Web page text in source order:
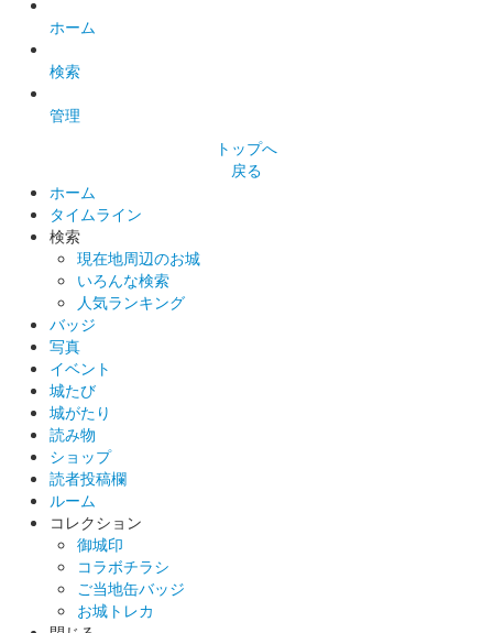
大草城 御城印
販売終了
大草城 特別御城印
販売終了
サムライニンジャフェス2022の寺本饅頭本譜ブースで販売され
た御城印。
大草城 御城印
舗 特別御城印
販売終了
50枚限定。
大草城 御城印
販売終了
ホーム
検索
管理
トップへ
戻る
ホーム
タイムライン
検索
現在地周辺のお城
いろんな検索
人気ランキング
バッジ
写真
イベント
城たび
城がたり
読み物
ショップ
読者投稿欄
ルーム
コレクション
御城印
コラボチラシ
ご当地缶バッジ
お城トレカ